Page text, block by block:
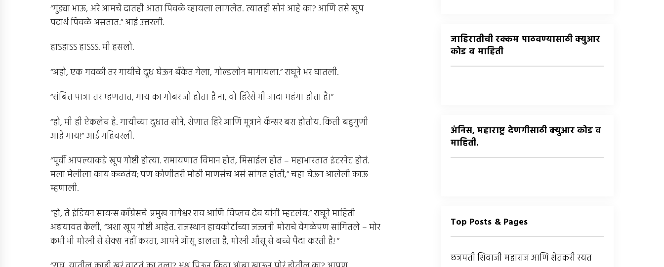
“गुंड्या भाऊ, अरे आमचे दातही आता पिवळे व्हायला लागलेत. त्यातही सोनं आहे का? आणि तसे खूप
पदार्थ पिवळे असतात.” आई उत्तरली.
हाऽहाऽऽ हाऽऽऽ. मी हसलो.
“अहो, एक गवळी तर गायीचे दूध घेऊन बँकेत गेला, गोल्डलोन मागायला.” राघूने भर घातली.
“संबित पात्रा तर म्हणतात, गाय का गोबर जो होता है ना, वो हिरेसे भी जादा महंगा होता है।”
“हो, मी ही ऐकलेच हे. गायीच्या दुधात सोने, शेणात हिरे आणि मूत्राने कॅन्सर बरा होतोय. किती बहुगुणी
आहे गाय!” आई गहिवरली.
“पूर्वी आपल्याकडे खूप गोष्टी होत्या. रामायणात विमान होतं, मिसाईल होतं – महाभारतात इंटरनेट होतं.
मला मेलीला काय कळतंय; पण कोणीतरी मोठी माणसंच असं सांगत होती,” चहा घेऊन आलेली काऊ
म्हणाली.
“हो, ते इंडियन सायन्स काँग्रेसचे प्रमुख नागेश्वर राव आणि विप्लव देव यांनी म्हटलंय.” राघूने माहिती
अद्ययावत केली, “अशा खूप गोष्टी आहेत. राजस्थान हायकोर्टाच्या जज्जनी मोराचे वेगळेपण सांगितले – मोर
कभी भी मोरनी से सेक्स नहीं करता, आपने आँसू डालता है, मोरनी आँसू से बच्चे पैदा करती है! ”
जाहिरातीची रक्कम पाठवण्यासाठी क्युआर
कोड व माहिती
अंनिस, महाराष्ट्र देणगीसाठी क्युआर कोड व
माहिती.
Top Posts & Pages
छत्रपती शिवाजी महाराज आणि शेतकरी रयत